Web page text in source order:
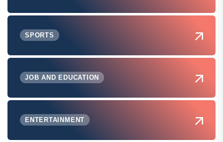
SPORTS
JOB AND EDUCATION
ENTERTAINMENT